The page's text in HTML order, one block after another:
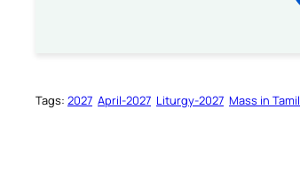
Tags: 2027 April-2027 Liturgy-2027 Mass in Tamil